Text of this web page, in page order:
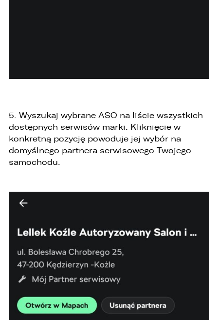
5. Wyszukaj wybrane ASO na liście wszystkich
dostępnych serwisów marki. Kliknięcie w
konkretną pozycję powoduje jej wybór na
domyślnego partnera serwisowego Twojego
samochodu.